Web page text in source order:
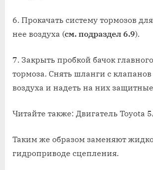
6. Прокачать систему тормозов
нее воздуха (см. подраздел 6.9).
7. Закрыть пробкой бачок
тормоза. Снять шланги с
воздуха и надеть на них
Читайте также: Двигатель Toyota
Таким же образом заменяют
гидроприводе сцепления.